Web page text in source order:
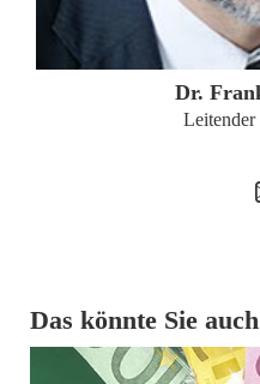
ZUM
Dr.
Das könnte Sie